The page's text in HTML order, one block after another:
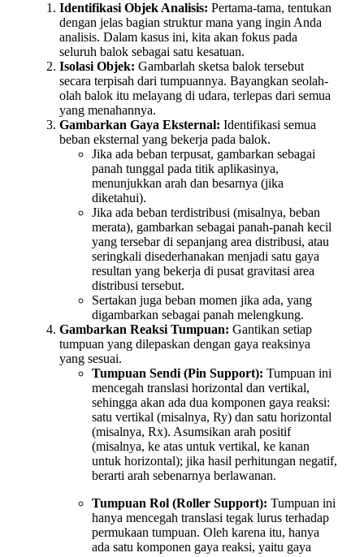
Identifikasi Objek Analisis: Pertama-tama, tentukan
dengan jelas bagian struktur mana yang ingin Anda
analisis. Dalam kasus ini, kita akan fokus pada
seluruh balok sebagai satu kesatuan.
Isolasi Objek: Gambarlah sketsa balok tersebut
secara terpisah dari tumpuannya. Bayangkan seolah-
olah balok itu melayang di udara, terlepas dari semua
yang menahannya.
Gambarkan Gaya Eksternal: Identifikasi semua
beban eksternal yang bekerja pada balok.
Jika ada beban terpusat, gambarkan sebagai
panah tunggal pada titik aplikasinya,
menunjukkan arah dan besarnya (jika
diketahui).
Jika ada beban terdistribusi (misalnya, beban
merata), gambarkan sebagai panah-panah kecil
yang tersebar di sepanjang area distribusi, atau
seringkali disederhanakan menjadi satu gaya
resultan yang bekerja di pusat gravitasi area
distribusi tersebut.
Sertakan juga beban momen jika ada, yang
digambarkan sebagai panah melengkung.
Gambarkan Reaksi Tumpuan: Gantikan setiap
tumpuan yang dilepaskan dengan gaya reaksinya
yang sesuai.
Tumpuan Sendi (Pin Support): Tumpuan ini
mencegah translasi horizontal dan vertikal,
sehingga akan ada dua komponen gaya reaksi:
satu vertikal (misalnya, Ry) dan satu horizontal
(misalnya, Rx). Asumsikan arah positif
(misalnya, ke atas untuk vertikal, ke kanan
untuk horizontal); jika hasil perhitungan negatif,
berarti arah sebenarnya berlawanan.
Tumpuan Rol (Roller Support): Tumpuan ini
hanya mencegah translasi tegak lurus terhadap
permukaan tumpuan. Oleh karena itu, hanya
ada satu komponen gaya reaksi, yaitu gaya